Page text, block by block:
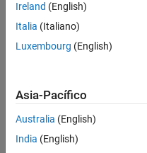
Ireland (English)
Italia (Italiano)
Luxembourg (English)
Asia-Pacífico
Australia (English)
India (English)